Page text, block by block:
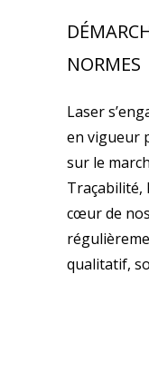
NORMES
Laser
en vigueur
sur le
Traçabilité,
cœur de
qualitatif,